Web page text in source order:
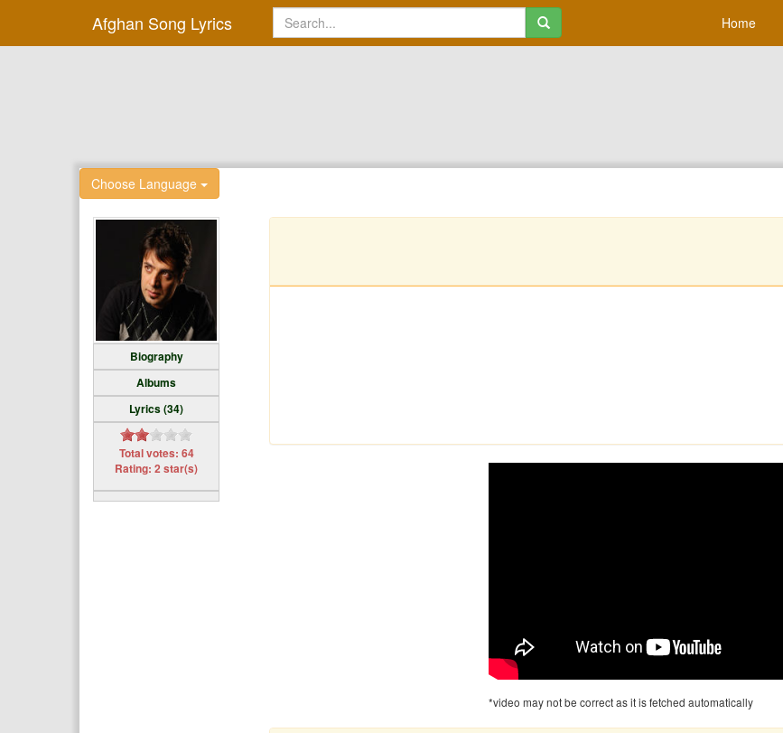
Afghan Song Lyrics Home
Choose Language
Biography
Albums
Lyrics (34)
Total votes: 64
Rating: 2 star(s)
*video may not be correct as it is fetched automatically